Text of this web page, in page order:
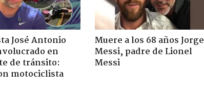
José Antonio
en
de tránsito:
motociclista
Muere a los 68 años Jorge
Messi, padre de Lionel
Messi